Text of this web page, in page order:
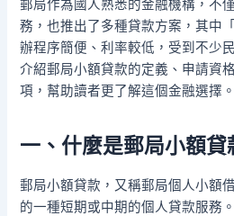
郵局作為國人熟悉的金融機構，不
務，也推出了多種貸款方案，其中
辦程序簡便、利率較低，受到不少
介紹郵局小額貸款的定義、申請資
項，幫助讀者更了解這個金融選擇。
一、什麼是郵局小額貸
郵局小額貸款，又稱郵局個人小額
的一種短期或中期的個人貸款服務